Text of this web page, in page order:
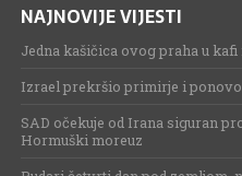
NAJNOVIJE VIJESTI
Jedna kašičica ovog praha u
Izrael prekršio primirje i
SAD očekuje od Irana siguran
Hormuški moreuz